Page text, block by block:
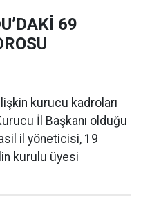
69
kurucu kadroları
İl Başkanı olduğu
il yöneticisi, 19
kurulu üyesi